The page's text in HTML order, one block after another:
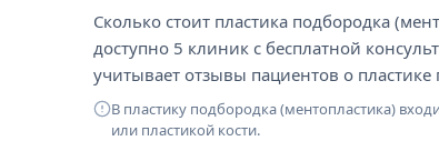
Сколько стоит пластика подбородка
доступно 5 клиник с бесплатной
учитывает отзывы пациентов о пластике
В пластику подбородка (ментопластика)
или пластикой кости.